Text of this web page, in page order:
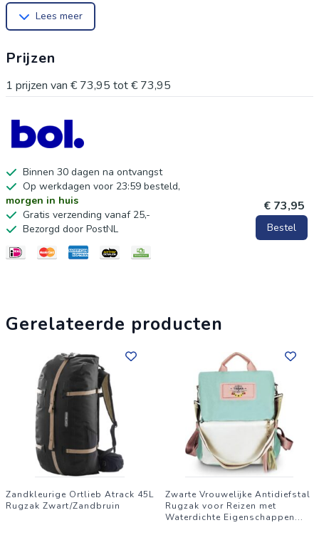
Kenmerken
Driedimensionaal ontwerp voor goede ventilatie
Ergonomische pasvorm voor optimaal draagcomfort
rugzak houdt je spullen veilig en georganiseerd. De slimme
indeling helpt je om alles wat je nodig hebt gemakkelijk bij de
hand te hebben. Specificaties
Capaciteit: 50L
Gewicht: lichtgewicht
Ontwerp: ergonomisch en comfortabel
Goed om te weten
Bereid je voor op je volgende avontuur met deze
Lees meer
Prijzen
1 prijzen van € 73,95 tot€ 73,95
Binnen 30 dagen na ontvangst
Op werkdagen voor 23:59 besteld,
morgen in huis
Gratis verzending vanaf 25,-
Bezorgd door PostNL
€ 73,95
Bestel
Gerelateerde producten
Zandkleurige Ortlieb Atrack 45L
Rugzak Zwart/Zandbruin
Zwarte Vrouwelijke Antidiefstal
Rugzak voor Reizen met
Waterdichte Eigenschappen...